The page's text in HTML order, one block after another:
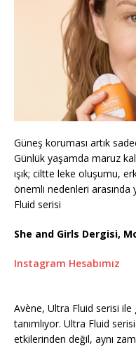
Güneş koruması artık
Günlük yaşamda maruz
ışık; ciltte leke oluşumu,
önemli nedenleri arasında
Fluid serisi
She and Girls Dergisi,
Instagram Hesabımız
Avène, Ultra Fluid serisi ile
tanımlıyor. Ultra Fluid
etkilerinden değil, aynı